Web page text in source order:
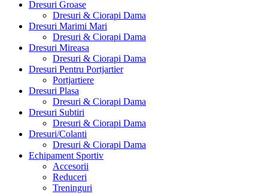
Dresuri Groase
Dresuri & Ciorapi Dama
Dresuri Marimi Mari
Dresuri & Ciorapi Dama
Dresuri Mireasa
Dresuri & Ciorapi Dama
Dresuri Pentru Portjartier
Portjartiere
Dresuri Plasa
Dresuri & Ciorapi Dama
Dresuri Subtiri
Dresuri & Ciorapi Dama
Dresuri/Colanti
Dresuri & Ciorapi Dama
Echipament Sportiv
Accesorii
Reduceri
Treninguri